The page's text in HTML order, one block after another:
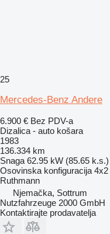
25
Mercedes-Benz Andere
6.900 € Bez PDV-a
Dizalica - auto košara
1983
136.334 km
Snaga 62.95 kW (85.65 k.s.)
Osovinska konfiguracija 4x2
Ruthmann
Njemačka, Sottrum
Nutzfahrzeuge 2000 GmbH
Kontaktirajte prodavatelja